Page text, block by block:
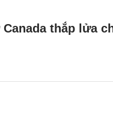
thắp lửa